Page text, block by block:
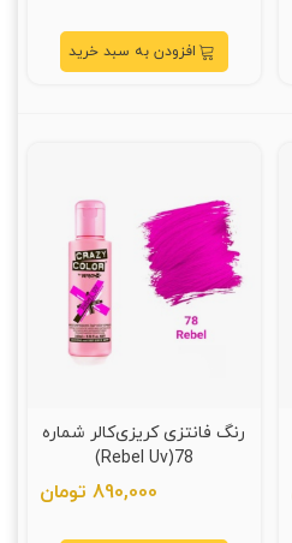
افزودن به سبد خرید
رنگ فانتزی کریزی‌کالر شماره
78(Rebel Uv)
890,000 تومان